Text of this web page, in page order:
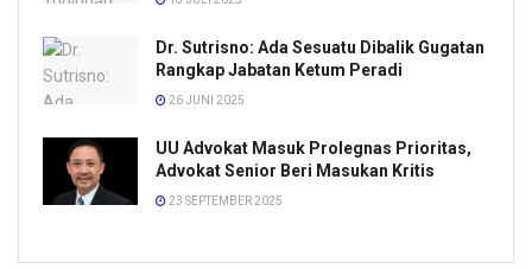
Dr. Sutrisno: Ada Sesuatu Dibalik Gugatan
Rangkap Jabatan Ketum Peradi
26 JUNI 2025
UU Advokat Masuk Prolegnas Prioritas,
Advokat Senior Beri Masukan Kritis
23 SEPTEMBER 2025